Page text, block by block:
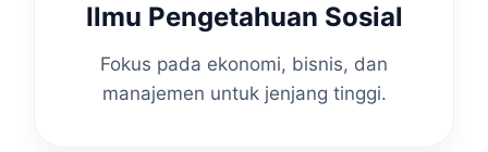
Ilmu Pengetahuan Sosial
Fokus pada ekonomi, bisnis, dan
manajemen untuk jenjang tinggi.